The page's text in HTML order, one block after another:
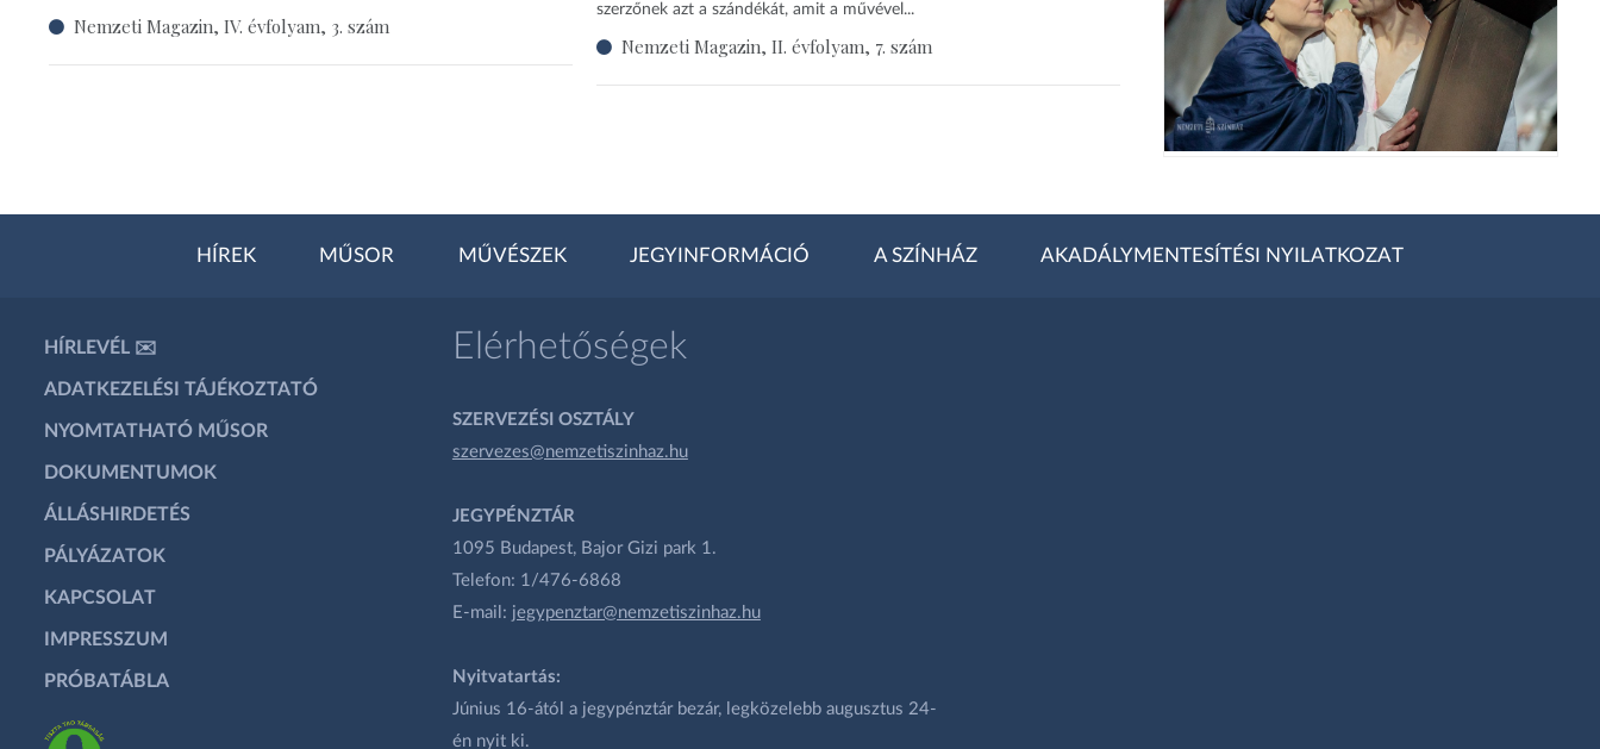
Nemzeti Magazin, IV. évfolyam, 3. szám
szerzőnek azt a szándékát, amit a művével...
Nemzeti Magazin, II. évfolyam, 7. szám
HÍREK MŰSOR MŰVÉSZEK JEGYINFORMÁCIÓ A SZÍNHÁZ AKADÁLYMENTESÍTÉSI NYILATKOZAT
HÍRLEVÉL ✉️
ADATKEZELÉSI TÁJÉKOZTATÓ
NYOMTATHATÓ MŰSOR
DOKUMENTUMOK
ÁLLÁSHIRDETÉS
PÁLYÁZATOK
KAPCSOLAT
IMPRESSZUM
PRÓBATÁBLA
Elérhetőségek
SZERVEZÉSI OSZTÁLY
szervezes@nemzetiszinhaz.hu
JEGYPÉNZTÁR
1095 Budapest, Bajor Gizi park 1.
Telefon: 1/476-6868
E-mail: jegypenztar@nemzetiszinhaz.hu
Nyitvatartás:
Június 16-ától a jegypénztár bezár, legközelebb augusztus 24-
én nyit ki.